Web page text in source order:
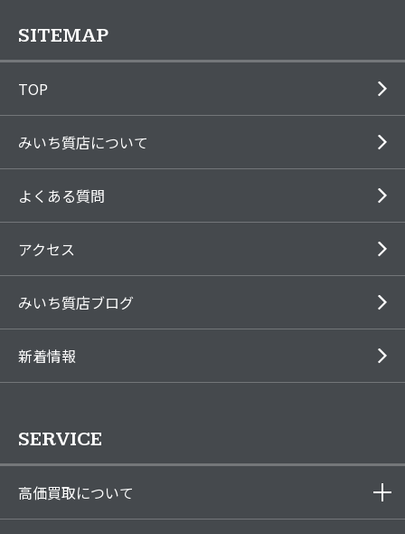
SITEMAP
TOP
みいち質店について
よくある質問
アクセス
みいち質店ブログ
新着情報
SERVICE
高価買取について